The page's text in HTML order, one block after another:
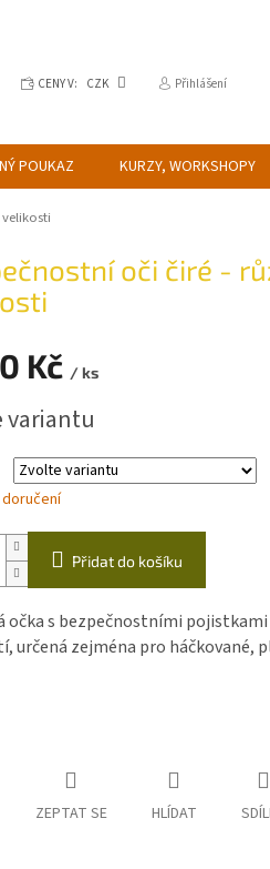
CENY V: CZK Přihlášení
POUKAZ KURZY, WORKSHOPY
oči čiré -
Kč / ks
variantu
Přidat do košíku
očka s bezpečnostními
určená zejména pro háčkované,
ZEPTAT SE HLÍDAT